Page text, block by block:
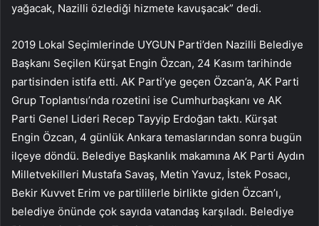
yağacak, Nazilli özlediği hizmete kavuşacak” dedi.
2019 Lokal Seçimlerinde UYGUN Parti’den Nazilli Belediye
Başkanı Seçilen Kürşat Engin Özcan, 24 Kasım tarihinde
partisinden istifa etti. AK Parti’ye geçen Özcan’a, AK Parti
Grup Toplantısı’nda rozetini ise Cumhurbaşkanı ve AK
Parti Genel Lideri Recep Tayyip Erdoğan taktı. Kürşat
Engin Özcan, 4 günlük Ankara temaslarından sonra bugün
ilçeye döndü. Belediye Başkanlık makamına AK Parti Aydın
Milletvekilleri Mustafa Savaş, Metin Yavuz, İstek Posacı,
Bekir Kuvvet Erim ve partililerle birlikte giden Özcan’ı,
belediye önünde çok sayıda vatandaş karşıladı. Belediye